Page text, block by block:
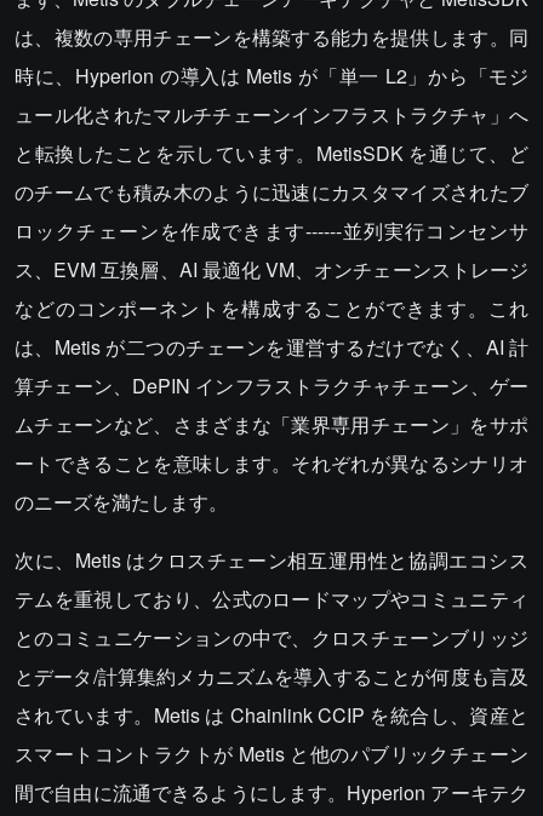
は、複数の専用チェーンを構築する能力を提供します。同
時に、Hyperion の導入は Metis が「単一 L2」から「モジ
ュール化されたマルチチェーンインフラストラクチャ」へ
と転換したことを示しています。MetisSDK を通じて、ど
のチームでも積み木のように迅速にカスタマイズされたブ
ロックチェーンを作成できます------並列実行コンセンサ
ス、EVM 互換層、AI 最適化 VM、オンチェーンストレージ
などのコンポーネントを構成することができます。これ
は、Metis が二つのチェーンを運営するだけでなく、AI 計
算チェーン、DePIN インフラストラクチャチェーン、ゲー
ムチェーンなど、さまざまな「業界専用チェーン」をサポ
ートできることを意味します。それぞれが異なるシナリオ
のニーズを満たします。
次に、Metis はクロスチェーン相互運用性と協調エコシス
テムを重視しており、公式のロードマップやコミュニティ
とのコミュニケーションの中で、クロスチェーンブリッジ
とデータ/計算集約メカニズムを導入することが何度も言及
されています。Metis は Chainlink CCIP を統合し、資産と
スマートコントラクトが Metis と他のパブリックチェーン
間で自由に流通できるようにします。Hyperion アーキテク